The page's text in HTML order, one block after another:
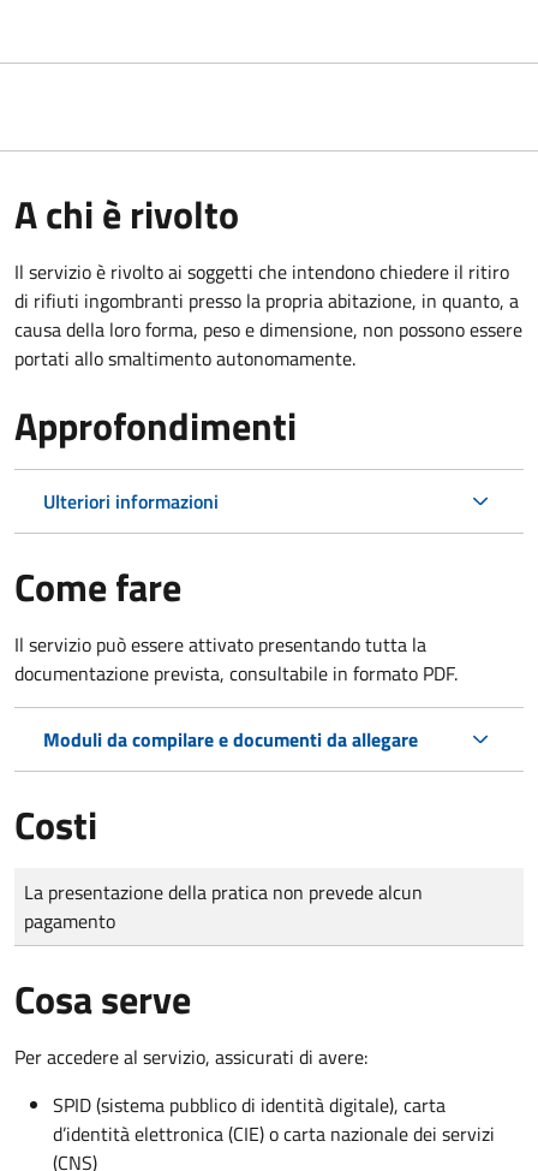
A chi è rivolto
Il servizio è rivolto ai soggetti che intendono chiedere il ritiro
di rifiuti ingombranti presso la propria abitazione, in quanto, a
causa della loro forma, peso e dimensione, non possono essere
portati allo smaltimento autonomamente.
Approfondimenti
Ulteriori informazioni
Come fare
Il servizio può essere attivato presentando tutta la
documentazione prevista, consultabile in formato PDF.
Moduli da compilare e documenti da allegare
Costi
Tipo di pagamento
Importo
La presentazione della pratica non prevede alcun
pagamento
Cosa serve
Per accedere al servizio, assicurati di avere:
SPID (sistema pubblico di identità digitale), carta
d’identità elettronica (CIE) o carta nazionale dei servizi
(CNS)